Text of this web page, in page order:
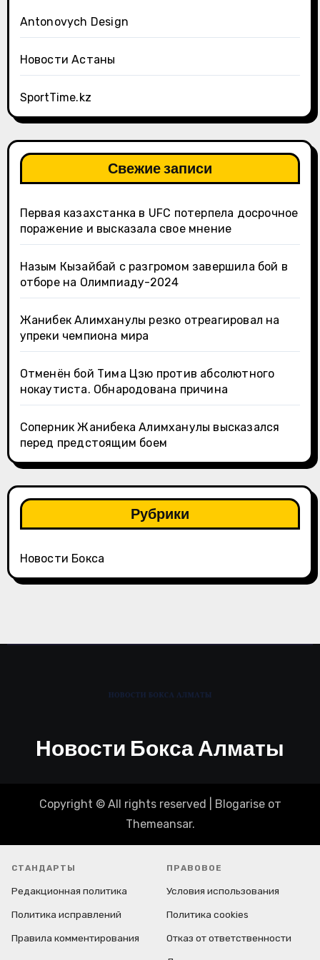
Antonovych Design
Новости Астаны
SportTime.kz
Свежие записи
Первая казахстанка в UFC потерпела досрочное
поражение и высказала свое мнение
Назым Кызайбай с разгромом завершила бой в
отборе на Олимпиаду-2024
Жанибек Алимханулы резко отреагировал на
упреки чемпиона мира
Отменён бой Тима Цзю против абсолютного
нокаутиста. Обнародована причина
Соперник Жанибека Алимханулы высказался
перед предстоящим боем
Рубрики
Новости Бокса
Новости Бокса Алматы
Copyright © All rights reserved Blogariseот
Themeansar.
СТАНДАРТЫ
Редакционная политика
Политика исправлений
Правила комментирования
ПРАВОВОЕ
Условия использования
Политика cookies
Отказ от ответственности